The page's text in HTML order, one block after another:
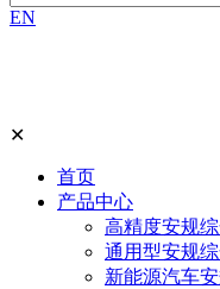
EN
✕
首页
产品中心
高精度安规
通用型安规
新能源汽车